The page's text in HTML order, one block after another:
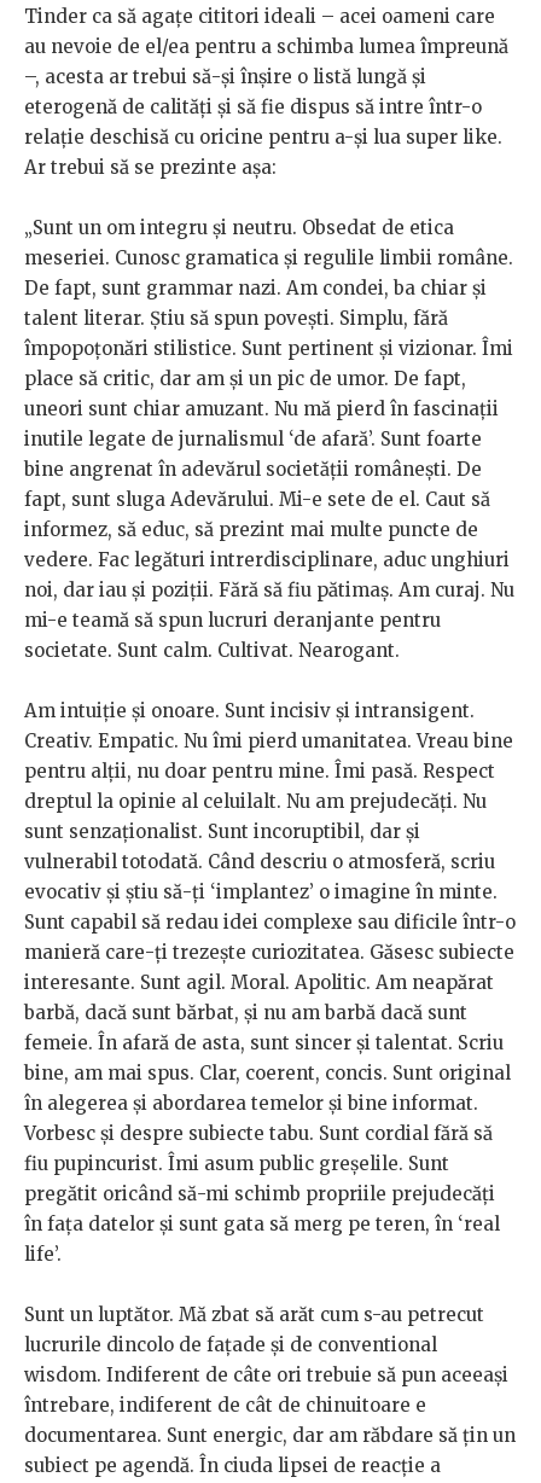
Tinder ca să agaţe cititori ideali – acei oameni care
au nevoie de el/ea pentru a schimba lumea împreună
–, acesta ar trebui să-și înșire o listă lungă şi
eterogenă de calități și să fie dispus să intre într-o
relație deschisă cu oricine pentru a-și lua super like.
Ar trebui să se prezinte așa:
„Sunt un om integru și neutru. Obsedat de etica
meseriei. Cunosc gramatica și regulile limbii române.
De fapt, sunt grammar nazi. Am condei, ba chiar şi
talent literar. Ştiu să spun povești. Simplu, fără
împopoțonări stilistice. Sunt pertinent și vizionar. Îmi
place să critic, dar am și un pic de umor. De fapt,
uneori sunt chiar amuzant. Nu mă pierd în fascinații
inutile legate de jurnalismul ‘de afară’. Sunt foarte
bine angrenat în adevărul societății românești. De
fapt, sunt sluga Adevărului. Mi-e sete de el. Caut să
informez, să educ, să prezint mai multe puncte de
vedere. Fac legături intrerdisciplinare, aduc unghiuri
noi, dar iau și poziții. Fără să fiu pătimaș. Am curaj. Nu
mi-e teamă să spun lucruri deranjante pentru
societate. Sunt calm. Cultivat. Nearogant.
Am intuiție și onoare. Sunt incisiv și intransigent.
Creativ. Empatic. Nu îmi pierd umanitatea. Vreau bine
pentru alții, nu doar pentru mine. Îmi pasă. Respect
dreptul la opinie al celuilalt. Nu am prejudecăți. Nu
sunt senzaționalist. Sunt incoruptibil, dar și
vulnerabil totodată. Când descriu o atmosferă, scriu
evocativ și știu să-ți ‘implantez’ o imagine în minte.
Sunt capabil să redau idei complexe sau dificile într-o
manieră care-ţi trezeşte curiozitatea. Găsesc subiecte
interesante. Sunt agil. Moral. Apolitic. Am neapărat
barbă, dacă sunt bărbat, și nu am barbă dacă sunt
femeie. În afară de asta, sunt sincer și talentat. Scriu
bine, am mai spus. Clar, coerent, concis. Sunt original
în alegerea și abordarea temelor și bine informat.
Vorbesc și despre subiecte tabu. Sunt cordial fără să
fiu pupincurist. Îmi asum public greșelile. Sunt
pregătit oricând să-mi schimb propriile prejudecăți
în fața datelor și sunt gata să merg pe teren, în ‘real
life’.
Sunt un luptător. Mă zbat să arăt cum s-au petrecut
lucrurile dincolo de fațade și de conventional
wisdom. Indiferent de câte ori trebuie să pun aceeași
întrebare, indiferent de cât de chinuitoare e
documentarea. Sunt energic, dar am răbdare să țin un
subiect pe agendă. În ciuda lipsei de reacție a